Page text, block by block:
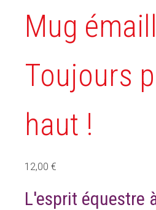
Mug
Toujours
haut !
12,00 €
L'esprit équestre